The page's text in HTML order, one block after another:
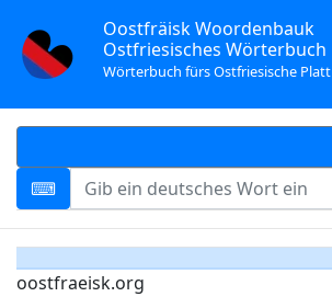
Oostfräisk Woordenbauk
Ostfriesisches Wörterbuch
Wörterbuch fürs Ostfriesische Platt
oostfraeisk.org